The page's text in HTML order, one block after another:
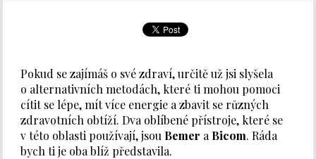
Pokud se zajímáš o své zdraví, určitě už jsi slyšela
o alternativních metodách, které ti mohou pomoci
cítit se lépe, mít více energie a zbavit se různých
zdravotních obtíží. Dva oblíbené přístroje, které se
v této oblasti používají, jsou Bemer a Bicom. Ráda
bych ti je oba blíž představila.